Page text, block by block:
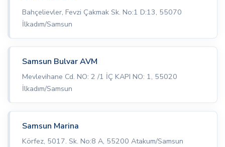
Bahçelievler, Fevzi Çakmak Sk. No:1 D:13, 55070
İlkadım/Samsun
Samsun Bulvar AVM
Mevlevihane Cd. NO: 2 /1 İÇ KAPI NO: 1, 55020
İlkadım/Samsun
Samsun Marina
Körfez, 5017. Sk. No:8 A, 55200 Atakum/Samsun